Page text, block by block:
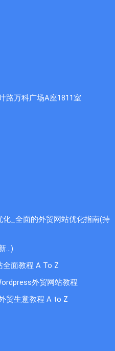
路万科广场A座1811室
化_全面的外贸网站优化指南(持
…)
全面教程 A To Z
外贸网站教程
贸生意教程 A to Z